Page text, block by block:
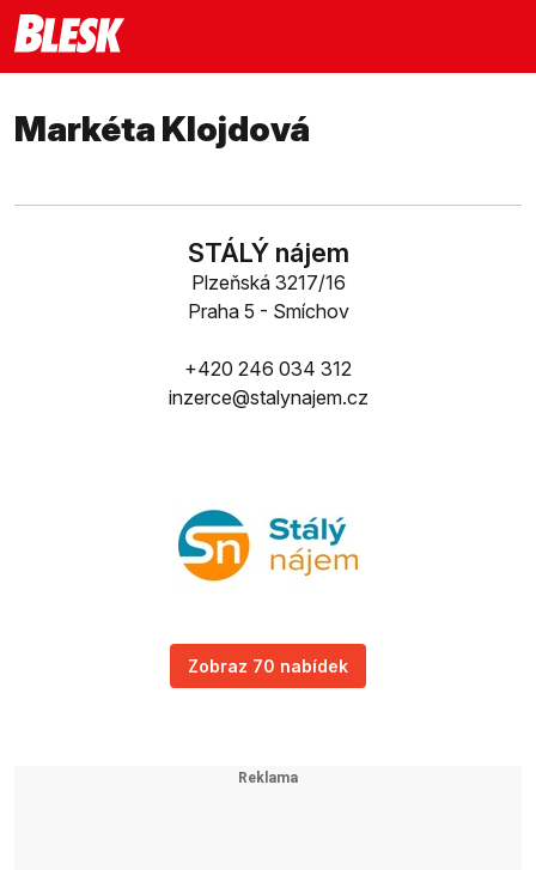
Markéta Klojdová
STÁLÝ nájem
Plzeňská 3217/16
Praha 5 - Smíchov
+420 246 034 312
inzerce@stalynajem.cz
Zobraz 70 nabídek